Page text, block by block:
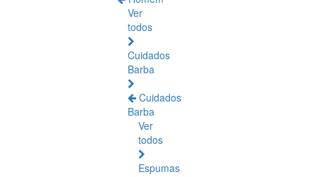
Ver
todos
Cuidados
Barba
Cuidados
Barba
Ver
todos
Espumas